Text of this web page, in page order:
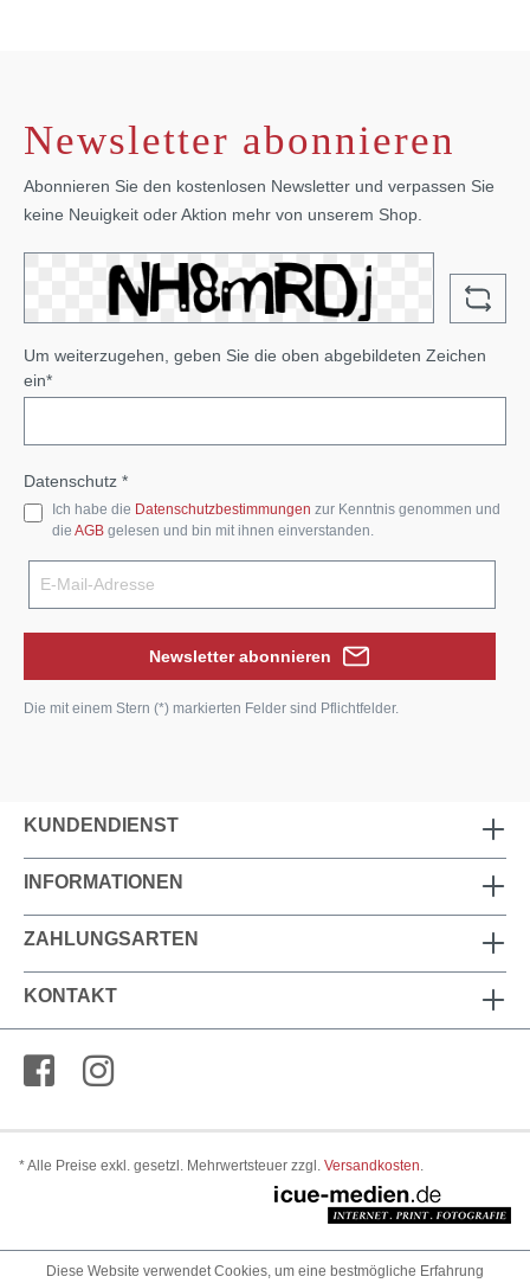
Newsletter abonnieren
Abonnieren Sie den kostenlosen Newsletter und verpassen Sie
keine Neuigkeit oder Aktion mehr von unserem Shop.
Um weiterzugehen, geben Sie die oben abgebildeten Zeichen
ein*
Datenschutz *
Ich habe die Datenschutzbestimmungen zur Kenntnis genommen und
die AGB gelesen und bin mit ihnen einverstanden.
Newsletter abonnieren
Die mit einem Stern (*) markierten Felder sind Pflichtfelder.
KUNDENDIENST
INFORMATIONEN
ZAHLUNGSARTEN
KONTAKT
* Alle Preise exkl. gesetzl. Mehrwertsteuer zzgl. Versandkosten.
Diese Website verwendet Cookies, um eine bestmögliche Erfahrung